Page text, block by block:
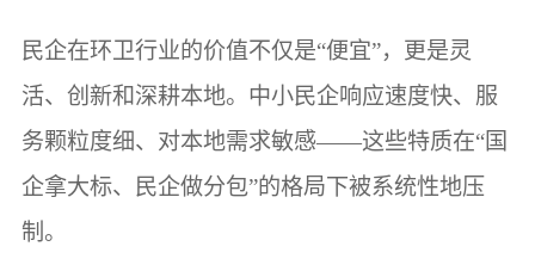
民企在环卫行业的价值不仅是“便宜”，更是灵
活、创新和深耕本地。中小民企响应速度快、服
务颗粒度细、对本地需求敏感——这些特质在“国
企拿大标、民企做分包”的格局下被系统性地压
制。